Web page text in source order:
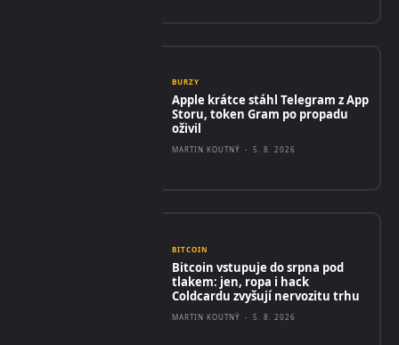
BURZY
Apple krátce stáhl Telegram z App
Storu, token Gram po propadu
oživil
MARTIN KOUTNÝ - 5. 8. 2026
BITCOIN
Bitcoin vstupuje do srpna pod
tlakem: jen, ropa i hack
Coldcardu zvyšují nervozitu trhu
MARTIN KOUTNÝ - 5. 8. 2026